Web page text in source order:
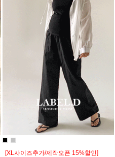
[XL사이즈추가/제작오픈 15%할인]